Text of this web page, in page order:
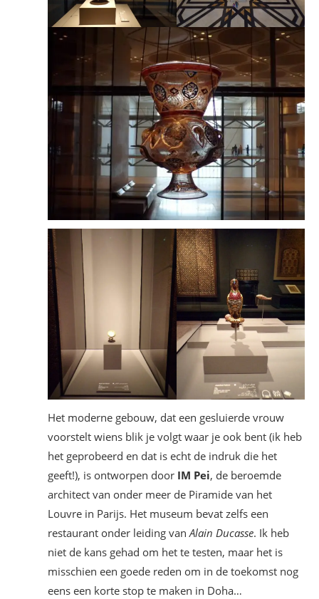
Het moderne gebouw, dat een gesluierde vrouw
voorstelt wiens blik je volgt waar je ook bent (ik heb
het geprobeerd en dat is echt de indruk die het
geeft!), is ontworpen door IM Pei, de beroemde
architect van onder meer de Piramide van het
Louvre in Parijs. Het museum bevat zelfs een
restaurant onder leiding vanAlain Ducasse. Ik heb
niet de kans gehad om het te testen, maar het is
misschien een goede reden om in de toekomst nog
eens een korte stop te maken in Doha…